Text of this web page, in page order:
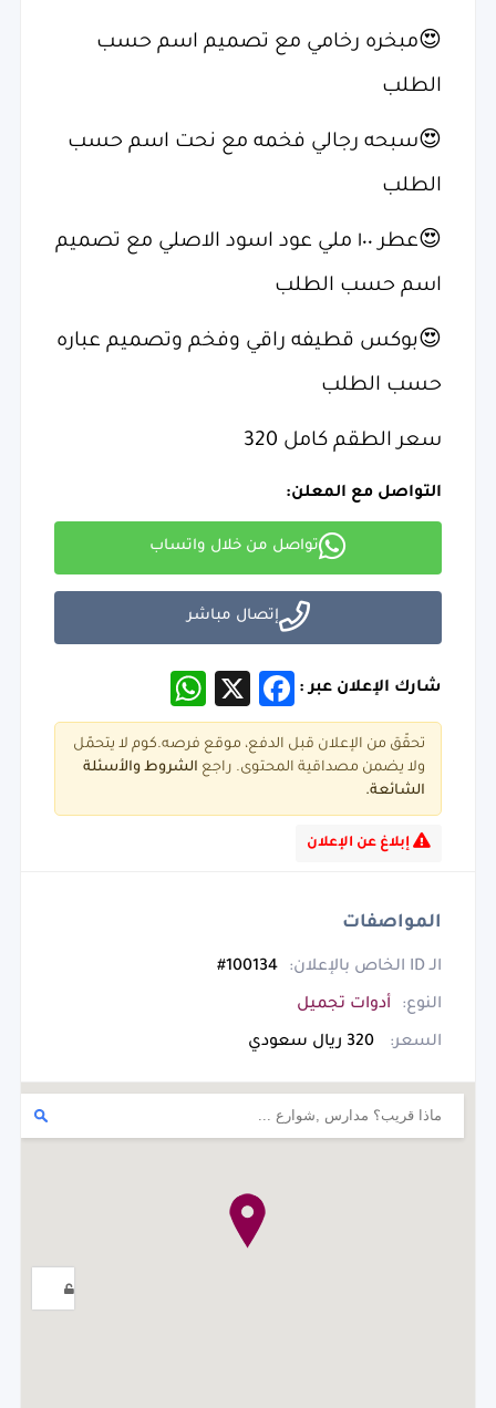
😍مبخره رخامي مع تصميم اسم حسب
الطلب
😍سبحه رجالي فخمه مع نحت اسم حسب
الطلب
😍عطر ١٠٠ ملي عود اسود الاصلي مع تصميم
اسم حسب الطلب
😍بوكس قطيفه راقي وفخم وتصميم عباره
حسب الطلب
سعر الطقم كامل 320
التواصل مع المعلن:
تواصل من خلال واتساب
إتصال مباشر
شارك الإعلان عبر : Facebook
X
WhatsApp
تحقّق من الإعلان قبل الدفع، موقع فرصه.كوم لا يتحمّل
ولا يضمن مصداقية المحتوى. راجع الشروط والأسئلة
الشائعة.
إبلاغ عن الإعلان
المواصفات
الـ ID الخاص بالإعلان: 100134#
النوع: أدوات تجميل
السعر: